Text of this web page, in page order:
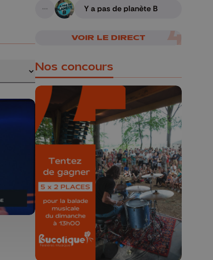
A suivre
Y a pas de planète B
VOIR LE DIRECT
Nos concours
🎁 Gagnez 5x2
places pour le
Bucolique Ferrières
Festival 🌿🎶
Concours valable jusqu'au 9 août,
23h59.